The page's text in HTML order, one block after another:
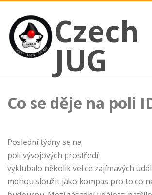
content
Czech JUG
CZECH JAVA USER GROUP
Czech
JUG
Co se děje na poli
Poslední týdny se na
poli vývojových prostředí
vyklubalo několik velice zajímavých
mohou sloužit jako kompas pro to co